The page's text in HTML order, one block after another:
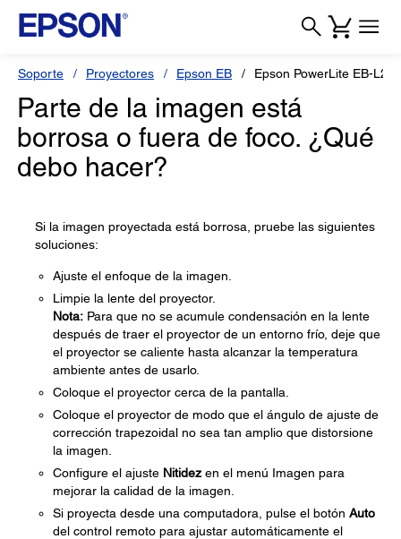
Soporte Proyectores Epson EB Epson PowerLite EB-
Parte de la imagen está
borrosa o fuera de foco. ¿Qué
debo hacer?
Si la imagen proyectada está borrosa, pruebe las siguientes
soluciones:
Ajuste el enfoque de la imagen.
Limpie la lente del proyector.
Nota: Para que no se acumule condensación en la lente
después de traer el proyector de un entorno frío, deje que
el proyector se caliente hasta alcanzar la temperatura
ambiente antes de usarlo.
Coloque el proyector cerca de la pantalla.
Coloque el proyector de modo que el ángulo de ajuste de
corrección trapezoidal no sea tan amplio que distorsione
la imagen.
Configure el ajuste Nitidez en el menú Imagen para
mejorar la calidad de la imagen.
Si proyecta desde una computadora, pulse el botón Auto
del control remoto para ajustar automáticamente el